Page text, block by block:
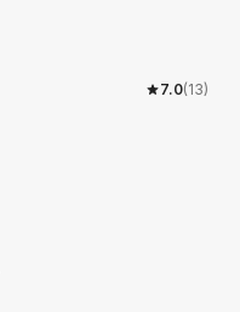
7.0(13)